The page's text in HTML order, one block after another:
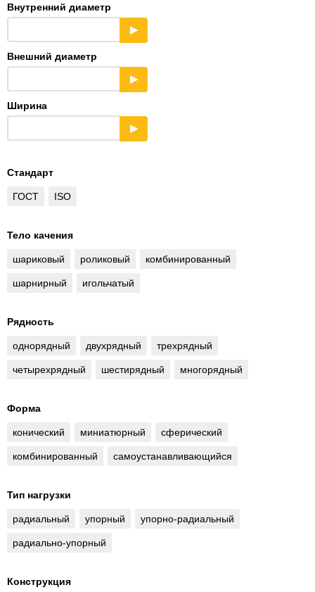
Внутренний диаметр
▶
Внешний диаметр
▶
Ширина
▶
Стандарт
ГОСТ ISO
Тело качения
шариковый роликовый комбинированный
шарнирный игольчатый
Рядность
однорядный двухрядный трехрядный
четырехрядный шестирядный многорядный
Форма
конический миниатюрный сферический
комбинированный самоустанавливающийся
Тип нагрузки
радиальный упорный упорно-радиальный
радиально-упорный
Конструкция